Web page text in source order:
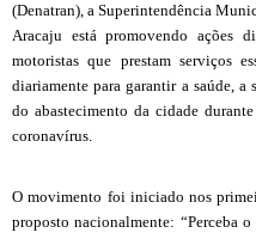
(Denatran), a Superintendência
Aracaju está promovendo ações
motoristas que prestam serviços
diariamente para garantir a saúde, a
do abastecimento da cidade
coronavírus.
O movimento foi iniciado nos
proposto nacionalmente: “Perceba